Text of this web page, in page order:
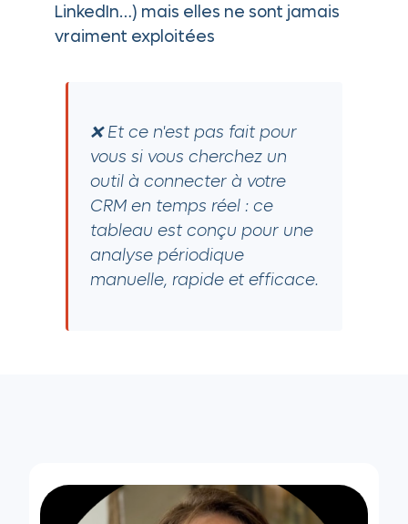
LinkedIn…) mais elles ne sont jamais
vraiment exploitées
❌ Et ce n'est pas fait pour
vous si vous cherchez un
outil à connecter à votre
CRM en temps réel : ce
tableau est conçu pour une
analyse périodique
manuelle, rapide et efficace.